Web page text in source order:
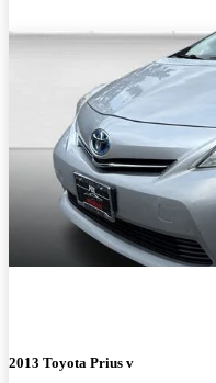
2013 Toyota Prius v